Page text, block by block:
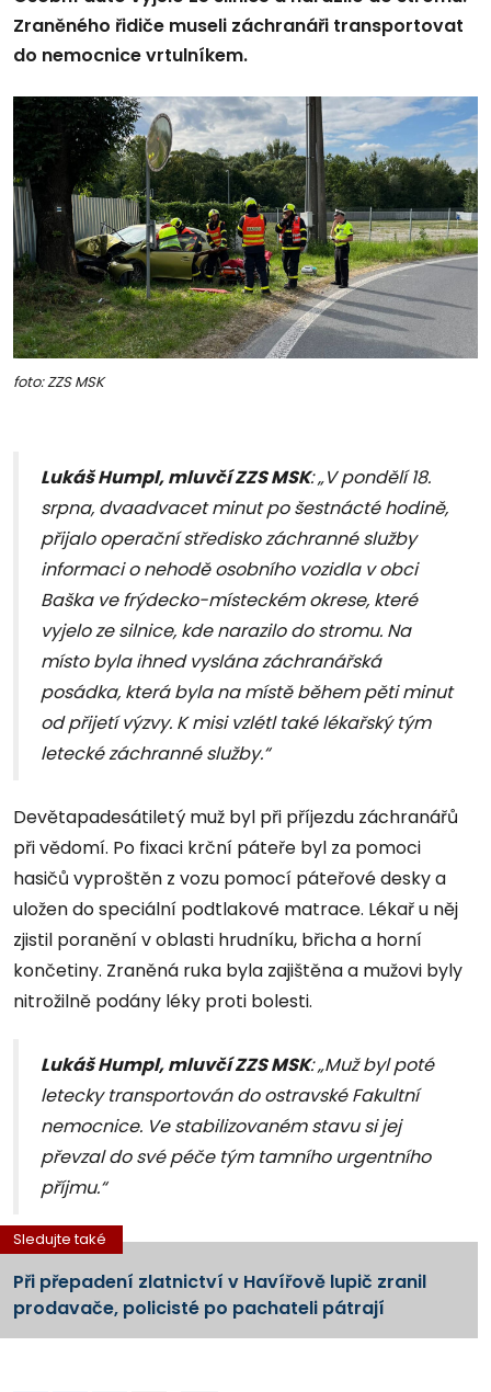
Zraněného řidiče museli záchranáři transportovat
do nemocnice vrtulníkem.
foto: ZZS MSK
Lukáš Humpl, mluvčí ZZS MSK: „V pondělí 18.
srpna, dvaadvacet minut po šestnácté hodině,
přijalo operační středisko záchranné služby
informaci o nehodě osobního vozidla v obci
Baška ve frýdecko-místeckém okrese, které
vyjelo ze silnice, kde narazilo do stromu. Na
místo byla ihned vyslána záchranářská
posádka, která byla na místě během pěti minut
od přijetí výzvy. K misi vzlétl také lékařský tým
letecké záchranné služby.“
Devětapadesátiletý muž byl při příjezdu záchranářů
při vědomí. Po fixaci krční páteře byl za pomoci
hasičů vyproštěn z vozu pomocí páteřové desky a
uložen do speciální podtlakové matrace. Lékař u něj
zjistil poranění v oblasti hrudníku, břicha a horní
končetiny. Zraněná ruka byla zajištěna a mužovi byly
nitrožilně podány léky proti bolesti.
Lukáš Humpl, mluvčí ZZS MSK: „Muž byl poté
letecky transportován do ostravské Fakultní
nemocnice. Ve stabilizovaném stavu si jej
převzal do své péče tým tamního urgentního
příjmu.“
Sledujte také
Při přepadení zlatnictví v Havířově lupič zranil
prodavače, policisté po pachateli pátrají